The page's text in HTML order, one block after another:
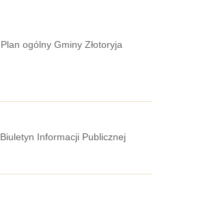
Plan ogólny Gminy Złotoryja
Biuletyn Informacji Publicznej